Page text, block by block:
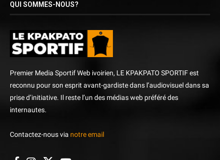
QUI SOMMES-NOUS?
Premier Media Sportif Web ivoirien, LE KPAKPATO SPORTIF est
reconnu pour son esprit avant-gardiste dans l’audiovisuel dans sa
prise d’initiative. Il reste l’un des médias web préféré des
internautes.
Contactez-nous via notre email